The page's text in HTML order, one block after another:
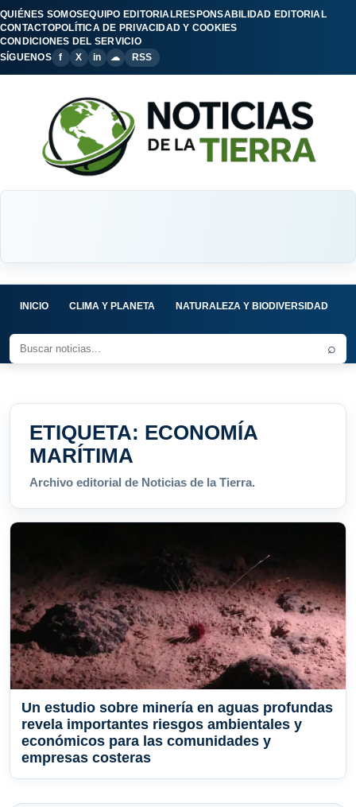
QUIÉNES SOMOSEQUIPO EDITORIALRESPONSABILIDAD EDITORIAL
CONTACTOPOLÍTICA DE PRIVACIDAD Y COOKIES
CONDICIONES DEL SERVICIO
SÍGUENOS
f X in ☁ RSS
INICIO CLIMA Y PLANETA NATURALEZA Y BIODIVERSIDAD
⌕
ETIQUETA: ECONOMÍA
MARÍTIMA
Archivo editorial de Noticias de la Tierra.
Un estudio sobre minería en aguas profundas
revela importantes riesgos ambientales y
económicos para las comunidades y
empresas costeras